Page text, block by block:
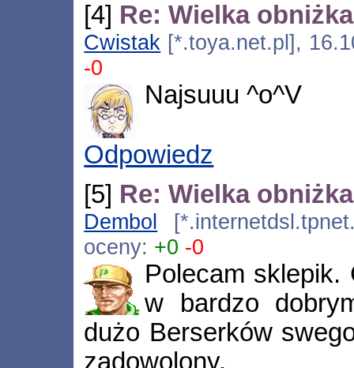
[4] Re: Wielka
Cwistak [*.toya.net.pl],
-0
Najsuuu ^o^V
Odpowiedz
[5] Re: Wielka
Dembol
oceny: +0 -0
Polecam sklepik.
w bardzo
dużo Berserków
zadowolony.